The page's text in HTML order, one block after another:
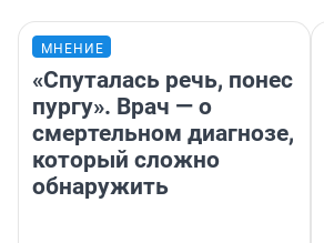
МНЕНИЕ
«Спуталась речь, понес
пургу». Врач — о
смертельном диагнозе,
который сложно
обнаружить